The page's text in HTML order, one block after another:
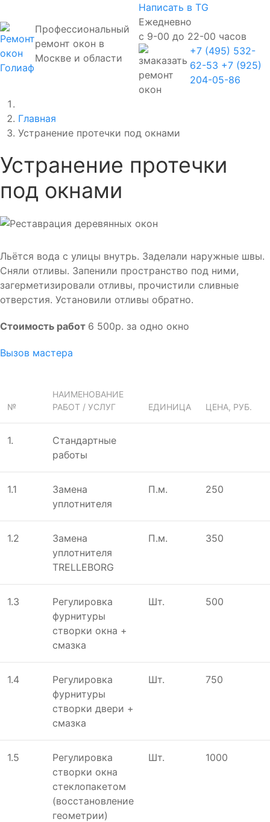
Профессиональный
ремонт окон в
Москве и области
Написать в TG
Ежедневно
с 9-00 до 22-00 часов
+7 (495) 532-
62-53 +7 (925)
204-05-86
Главная
Устранение протечки под окнами
Устранение протечки
под окнами
Льётся вода с улицы внутрь. Заделали наружные швы.
Сняли отливы. Запенили пространство под ними,
загерметизировали отливы, прочистили сливные
отверстия. Установили отливы обратно.
Стоимость работ 6 500р. за одно окно
Вызов мастера
№
НАИМЕНОВАНИЕ
РАБОТ / УСЛУГ
ЕДИНИЦА ЦЕНА, РУБ.
1.
Стандартныe
работы
1.1
Замена
уплотнителя
П.м. 250
1.2
Замена
уплотнителя
TRELLEBORG
П.м. 350
1.3
Регулировка
фурнитуры
створки окна +
смазка
Шт. 500
1.4
Регулировка
фурнитуры
створки двери +
смазка
Шт. 750
1.5
Регулировка
створки окна
стеклопакетом
(восстановление
геометрии)
Шт. 1000